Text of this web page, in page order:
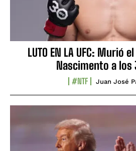
LUTO EN LA UFC: Murió
Nascimento a los
#NTF Juan José